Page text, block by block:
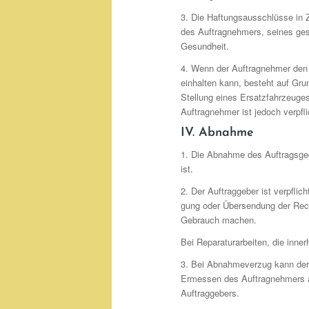
3. Die Haftungsausschlüsse in
des Auftragnehmers, seines
Gesundheit.
4. Wenn der Auftragnehmer
einhalten kann, besteht auf
Stellung eines
Auftragnehmer ist jedoch
IV. Abnahme
1. Die Abnahme des
ist.
2. Der Auftraggeber ist
gung oder Übersendung der
Gebrauch machen.
Bei Reparaturarbeiten, die
3. Bei Abnahmeverzug kann
Ermessen des
Auftraggebers.